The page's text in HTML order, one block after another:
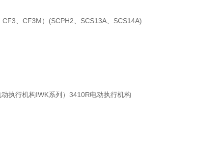
、CF3M）(SCPH2、SCS13A、SCS14A)
执行机构IWK系列）3410R电动执行机构